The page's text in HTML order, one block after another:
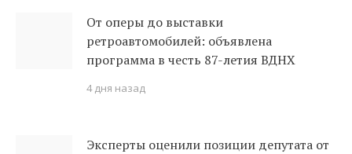
От оперы до выставки
ретроавтомобилей: объявлена
программа в честь 87-летия ВДНХ
4 дня назад
Эксперты оценили позиции депутата от